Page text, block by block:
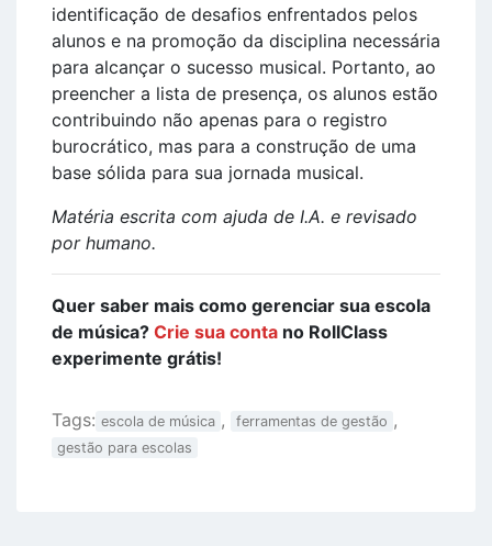
identificação de desafios enfrentados pelos
alunos e na promoção da disciplina necessária
para alcançar o sucesso musical. Portanto, ao
preencher a lista de presença, os alunos estão
contribuindo não apenas para o registro
burocrático, mas para a construção de uma
base sólida para sua jornada musical.
Matéria escrita com ajuda de I.A. e revisado
por humano.
Quer saber mais como gerenciar sua escola
de música? Crie sua conta no RollClass
experimente grátis!
Tags: escola de música , ferramentas de gestão ,
gestão para escolas